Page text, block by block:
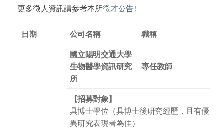
更多徵人資訊請參考本所徵才公告!
日期 公司名稱 職稱
國立陽明交通大學
生物醫學資訊研究
所
專任教師
【招募對象】
具博士學位（具博士後研究經歷，且有優
異研究表現者為佳）